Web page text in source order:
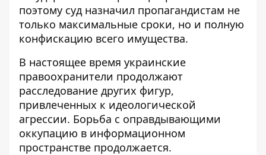
поэтому суд назначил пропагандистам не
только максимальные сроки, но и полную
конфискацию всего имущества.
В настоящее время украинские
правоохранители продолжают
расследование других фигур,
привлеченных к идеологической
агрессии. Борьба с оправдывающими
оккупацию в информационном
пространстве продолжается.